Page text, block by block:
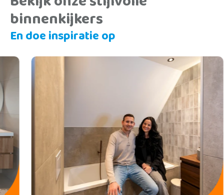
Bekijk onze stijlvolle
binnenkijkers